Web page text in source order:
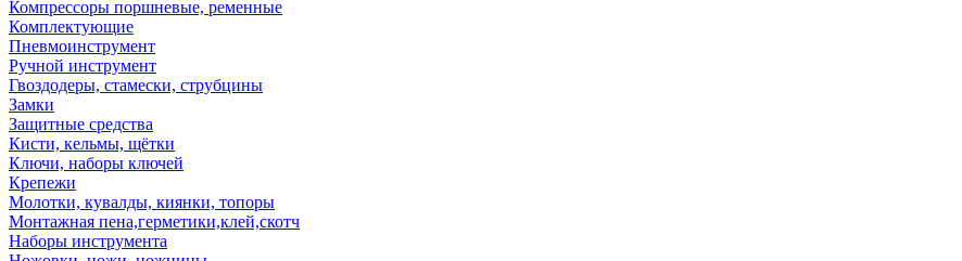
Компрессоры поршневые, ременные
Комплектующие
Пневмоинструмент
Ручной инструмент
Гвоздодеры, стамески, струбцины
Замки
Защитные средства
Кисти, кельмы, щётки
Ключи, наборы ключей
Крепежи
Молотки, кувалды, киянки, топоры
Монтажная пена,герметики,клей,скотч
Наборы инструмента